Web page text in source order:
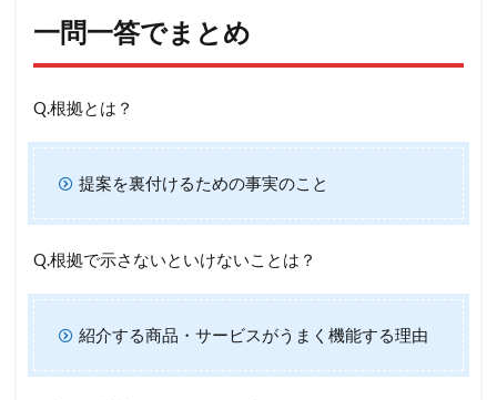
一問一答でまとめ
Q.根拠とは？
提案を裏付けるための事実のこと
Q.根拠で示さないといけないことは？
紹介する商品・サービスがうまく機能する理由